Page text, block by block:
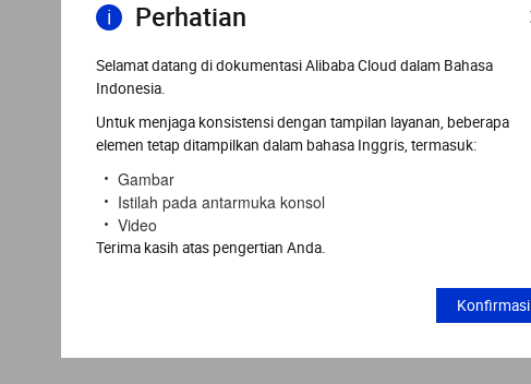
Perhatian
Selamat datang di dokumentasi Alibaba Cloud dalam Bahasa
Indonesia.
Untuk menjaga konsistensi dengan tampilan layanan, beberapa
elemen tetap ditampilkan dalam bahasa Inggris, termasuk:
Gambar
Istilah pada antarmuka konsol
Video
Terima kasih atas pengertian Anda.
Konfirmasi